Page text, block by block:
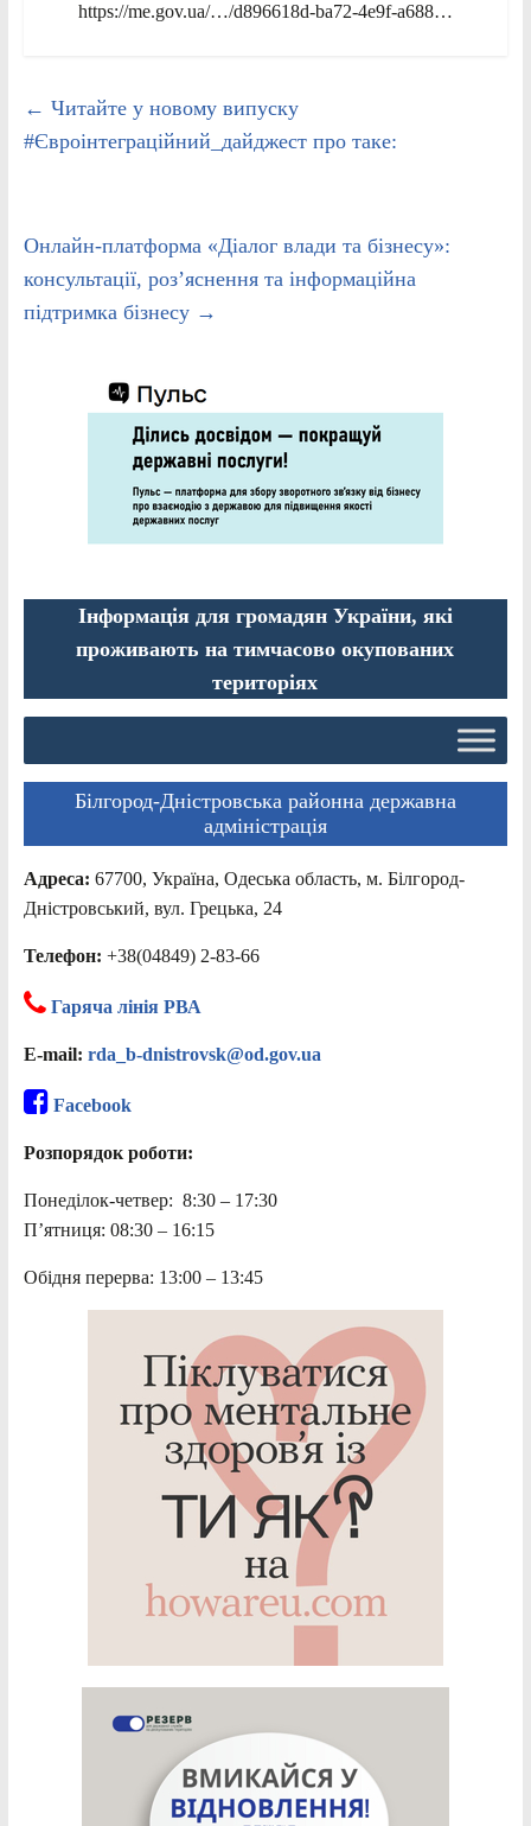
https://me.gov.ua/…/d896618d-ba72-4e9f-a688…
← Читайте у новому випуску
#Євроінтеграційний_дайджест про таке:
Онлайн-платформа «Діалог влади та бізнесу»:
консультації, роз’яснення та інформаційна
підтримка бізнесу →
Інформація для громадян України, які
проживають на тимчасово окупованих
територіях
Білгород-Дністровська районна державна
адміністрація
Адреса: 67700, Україна, Одеська область, м. Білгород-
Дністровський, вул. Грецька, 24
Телефон: +38(04849) 2-83-66
Гаряча лінія РВА
E-mail: rda_b-dnistrovsk@od.gov.ua
Facebook
Розпорядок роботи:
Понеділок-четвер: 8:30 – 17:30
П’ятниця: 08:30 – 16:15
Обідня перерва: 13:00 – 13:45